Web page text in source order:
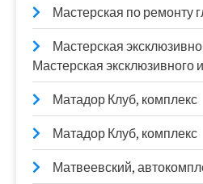
Мастерская по ремонту
Мастерская
Мастерская эксклюзивного
Матадор Клуб, комплекс
Матадор Клуб, комплекс
Матвеевский,